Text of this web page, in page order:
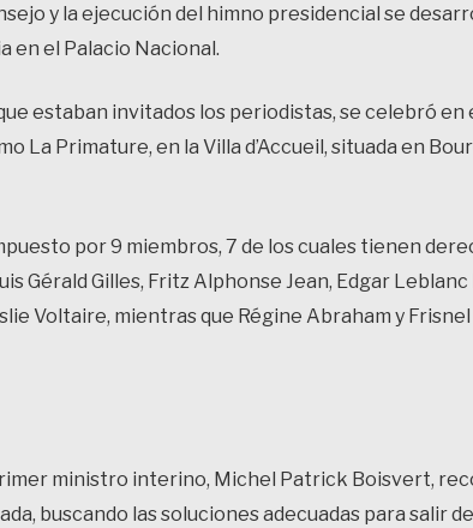
y la ejecución del himno presidencial se
en el Palacio Nacional.
estaban invitados los periodistas, se celebró en
La Primature, en la Villa d’Accueil, situada en
por 9 miembros, 7 de los cuales tienen
Gérald Gilles, Fritz Alphonse Jean, Edgar
Voltaire, mientras que Régine Abraham y
ministro interino, Michel Patrick Boisvert,
buscando las soluciones adecuadas para salir